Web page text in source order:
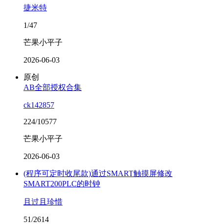
捷米特
1/47
芒果小平子
2026-06-03
原创
AB全部授权合集
ck142857
224/10577
芒果小平子
2026-06-03
(程序可定时收尾款)通过SMART触摸屏修改
SMART200PLC的时钟
且过且珍惜
51/2614